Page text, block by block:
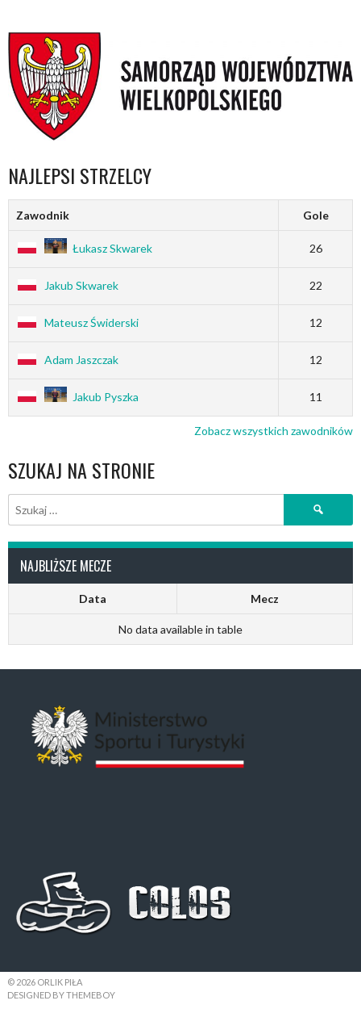
NAJLEPSI STRZELCY
Zawodnik Gole
Łukasz Skwarek 26
Jakub Skwarek 22
Mateusz Świderski 12
Adam Jaszczak 12
Jakub Pyszka 11
Zobacz wszystkich zawodników
SZUKAJ NA STRONIE
Szukaj:
NAJBLIŻSZE MECZE
Data Mecz
No data available in table
© 2026 ORLIK PIŁA
DESIGNED BY THEMEBOY